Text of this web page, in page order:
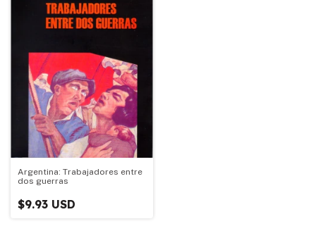
Argentina: Trabajadores entre
dos guerras
$9.93 USD